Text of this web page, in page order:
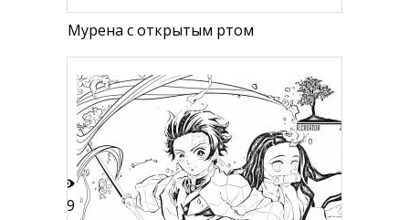
Мурена с открытым ртом
49